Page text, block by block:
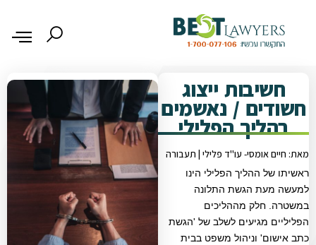
חשיבות ייצוג
חשודים / נאשמים
בהליך הפלילי
מאת: חיים אומסי- עו"ד פלילי | תעבורה
ראשיתו של ההליך הפלילי הינו
למעשה מעת הגשת התלונה
במשטרה. חלק מההליכים
הפליליים מגיעים לשלב של 'הגשת
כתב אישום' וניהול משפט בבית